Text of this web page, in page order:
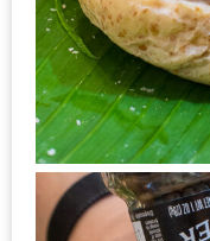
MAPS
MY
ACCOUNT
NEW
FACEBOOK